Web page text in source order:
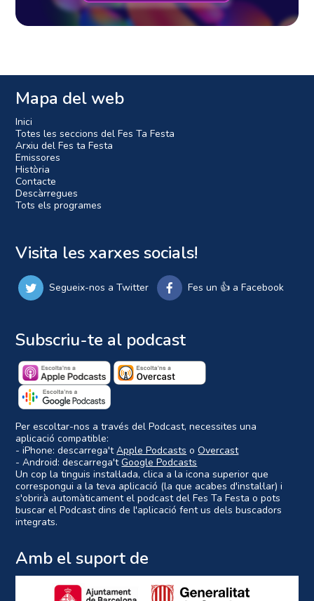
Mapa del web
Inici
Totes les seccions del Fes Ta Festa
Arxiu del Fes ta Festa
Emissores
Història
Contacte
Descàrregues
Tots els programes
Visita les xarxes socials!
Segueix-nos a Twitter Fes un 👍 a Facebook
Subscriu-te al podcast
Per escoltar-nos a través del Podcast, necessites una
aplicació compatible:
- iPhone: descarrega'tApple Podcasts oOvercast
- Android: descarrega'tGoogle Podcasts
Un cop la tinguis instal·lada, clica a la icona superior que
correspongui a la teva aplicació (la que acabes d'instal·lar) i
s'obrirà automàticament el podcast del Fes Ta Festa o pots
buscar el Podcast dins de l'aplicació fent us dels buscadors
integrats.
Amb el suport de